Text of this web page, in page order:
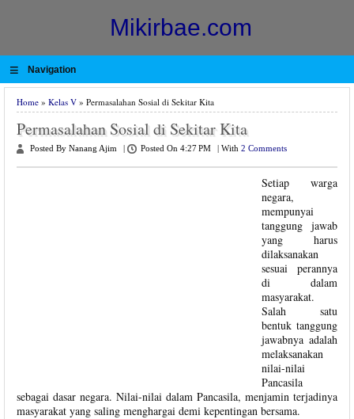
Mikirbae.com
≡ Navigation
Home » Kelas V » Permasalahan Sosial di Sekitar Kita
Permasalahan Sosial di Sekitar Kita
Posted By Nanang Ajim Posted On 4:27 PM With 2 Comments
Setiap warga
negara,
mempunyai
tanggung jawab
yang harus
dilaksanakan
sesuai perannya
di dalam
masyarakat.
Salah satu
bentuk tanggung
jawabnya adalah
melaksanakan
nilai-nilai
Pancasila
sebagai dasar negara. Nilai-nilai dalam Pancasila, menjamin terjadinya
masyarakat yang saling menghargai demi kepentingan bersama.